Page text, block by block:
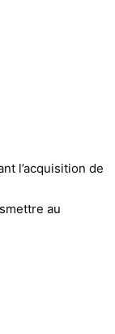
l’acquisition de
au